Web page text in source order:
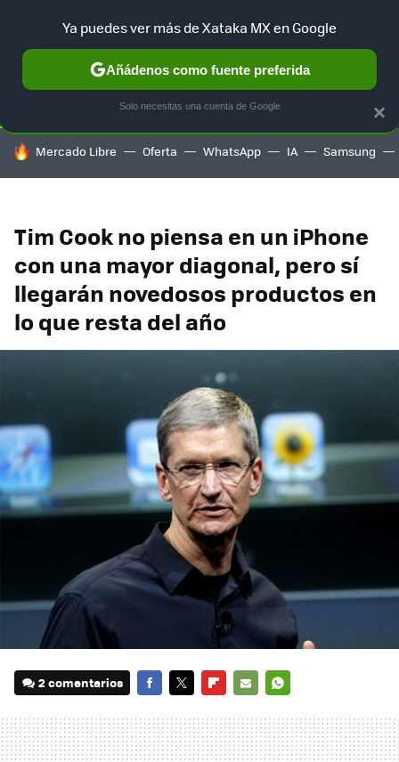
SELECCIÓN GAMING HOME AUTO TERRITORIO
HOY SE HABLA DE
Mercado Libre Oferta WhatsApp IA Samsung
Tim Cook no piensa en un iPhone
con una mayor diagonal, pero sí
llegarán novedosos productos en
lo que resta del año
2 comentarios
MAIL
×
Ya puedes ver más de Xataka MX en Google
Añádenos como fuente preferida
Solo necesitas una cuenta de Google